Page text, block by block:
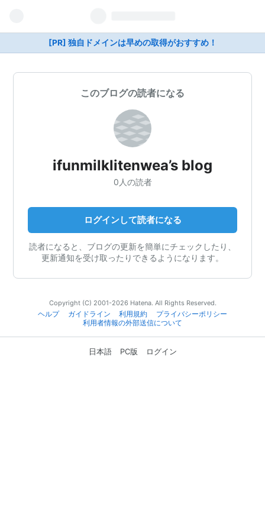
[PR] 独自ドメインは早めの取得がおすすめ！
このブログの読者になる
ifunmilklitenwea’s blog
0人の読者
ログインして読者になる
読者になると、ブログの更新を簡単にチェックしたり、
更新通知を受け取ったりできるようになります。
Copyright (C) 2001-2026 Hatena. All Rights Reserved.
ヘルプ
ガイドライン 利用規約
プライバシーポリシー
利用者情報の外部送信について
日本語 PC版 ログイン